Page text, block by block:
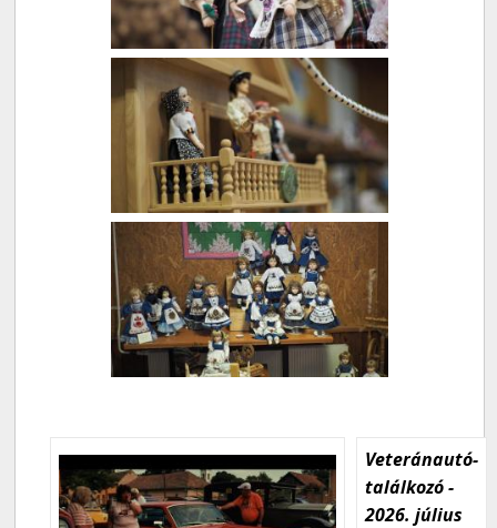
Veteránautó-
találkozó -
2026. július